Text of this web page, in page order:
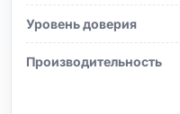
Уровень доверия
Производительность